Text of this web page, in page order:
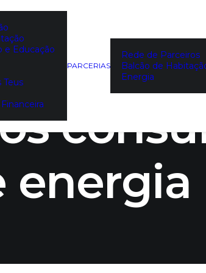
e Educação
Teus
PARCERIAS
Rede de Parceiros
Balcão de
Energia
energia